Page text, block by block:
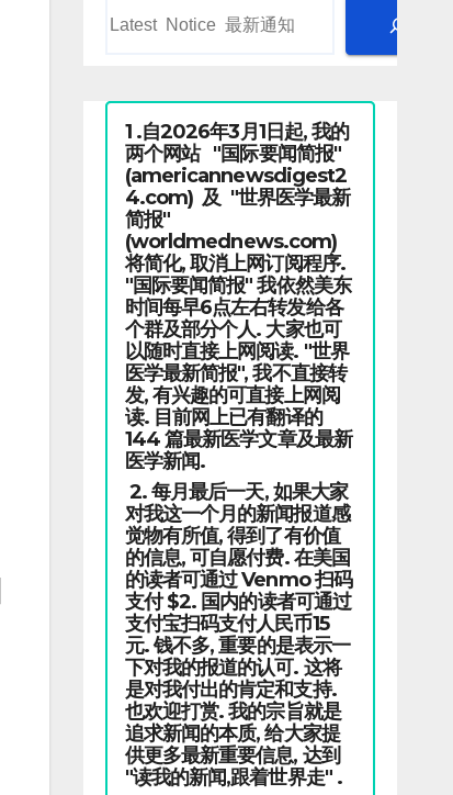
1 .自2026年3月1日起, 我的
两个网站 "国际要闻简报"
(americannewsdigest2
4.com) 及 "世界医学最新
简报"
(worldmednews.com)
将简化, 取消上网订阅程序.
"国际要闻简报" 我依然美东
时间每早6点左右转发给各
个群及部分个人. 大家也可
以随时直接上网阅读. "世界
医学最新简报", 我不直接转
发, 有兴趣的可直接上网阅
读. 目前网上已有翻译的
144 篇最新医学文章及最新
医学新闻.
2. 每月最后一天, 如果大家
对我这一个月的新闻报道感
觉物有所值, 得到了有价值
的信息, 可自愿付费. 在美国
的读者可通过 Venmo 扫码
支付 $2. 国内的读者可通过
支付宝扫码支付人民币15
元. 钱不多, 重要的是表示一
下对我的报道的认可. 这将
是对我付出的肯定和支持.
也欢迎打赏. 我的宗旨就是
追求新闻的本质, 给大家提
供更多最新重要信息, 达到
"读我的新闻,跟着世界走" .